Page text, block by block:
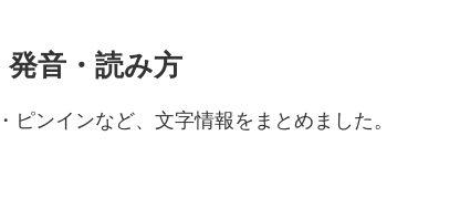
音・読み方
ンインなど、文字情報をまとめました。